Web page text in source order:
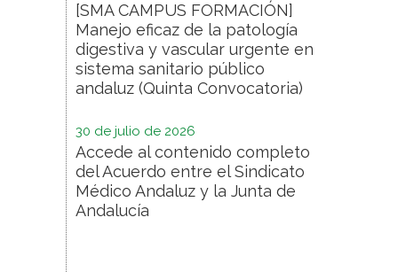
[SMA CAMPUS FORMACIÓN]
Manejo eficaz de la patología
digestiva y vascular urgente en
sistema sanitario público
andaluz (Quinta Convocatoria)
30 de julio de 2026
Accede al contenido completo
del Acuerdo entre el Sindicato
Médico Andaluz y la Junta de
Andalucía